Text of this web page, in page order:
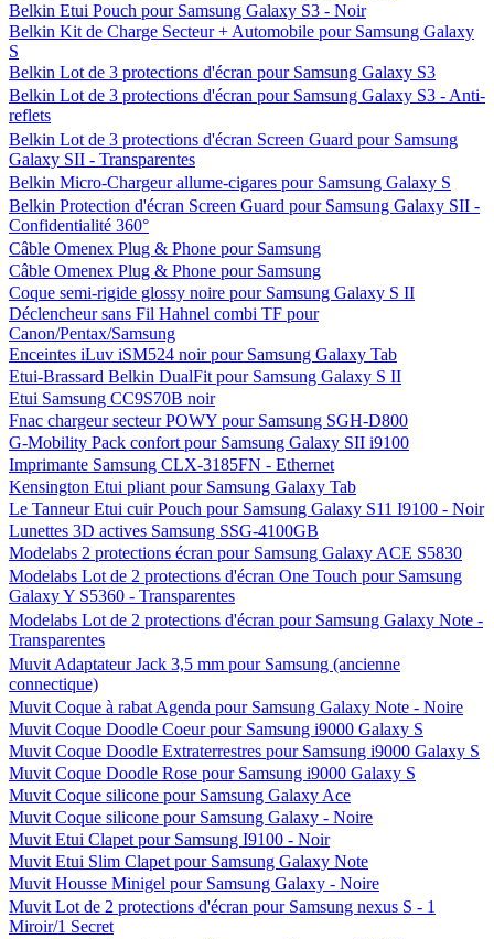
Belkin Etui Pouch pour Samsung Galaxy S3 - Noir
Belkin Kit de Charge Secteur + Automobile pour Samsung Galaxy
S
Belkin Lot de 3 protections d'écran pour Samsung Galaxy S3
Belkin Lot de 3 protections d'écran pour Samsung Galaxy S3 - Anti-
reflets
Belkin Lot de 3 protections d'écran Screen Guard pour Samsung
Galaxy SII - Transparentes
Belkin Micro-Chargeur allume-cigares pour Samsung Galaxy S
Belkin Protection d'écran Screen Guard pour Samsung Galaxy SII -
Confidentialité 360°
Câble Omenex Plug & Phone pour Samsung
Câble Omenex Plug & Phone pour Samsung
Coque semi-rigide glossy noire pour Samsung Galaxy S II
Déclencheur sans Fil Hahnel combi TF pour
Canon/Pentax/Samsung
Enceintes iLuv iSM524 noir pour Samsung Galaxy Tab
Etui-Brassard Belkin DualFit pour Samsung Galaxy S II
Etui Samsung CC9S70B noir
Fnac chargeur secteur POWY pour Samsung SGH-D800
G-Mobility Pack confort pour Samsung Galaxy SII i9100
Imprimante Samsung CLX-3185FN - Ethernet
Kensington Etui pliant pour Samsung Galaxy Tab
Le Tanneur Etui cuir Pouch pour Samsung Galaxy S11 I9100 - Noir
Lunettes 3D actives Samsung SSG-4100GB
Modelabs 2 protections écran pour Samsung Galaxy ACE S5830
Modelabs Lot de 2 protections d'écran One Touch pour Samsung
Galaxy Y S5360 - Transparentes
Modelabs Lot de 2 protections d'écran pour Samsung Galaxy Note -
Transparentes
Muvit Adaptateur Jack 3,5 mm pour Samsung (ancienne
connectique)
Muvit Coque à rabat Agenda pour Samsung Galaxy Note - Noire
Muvit Coque Doodle Coeur pour Samsung i9000 Galaxy S
Muvit Coque Doodle Extraterrestres pour Samsung i9000 Galaxy S
Muvit Coque Doodle Rose pour Samsung i9000 Galaxy S
Muvit Coque silicone pour Samsung Galaxy Ace
Muvit Coque silicone pour Samsung Galaxy - Noire
Muvit Etui Clapet pour Samsung I9100 - Noir
Muvit Etui Slim Clapet pour Samsung Galaxy Note
Muvit Housse Minigel pour Samsung Galaxy - Noire
Muvit Lot de 2 protections d'écran pour Samsung nexus S - 1
Miroir/1 Secret